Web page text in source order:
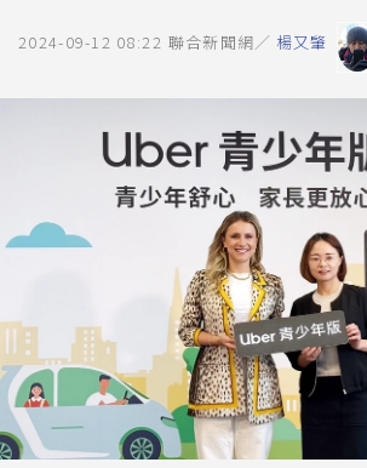
2024-09-12 08:22 聯合新聞網／ 楊又肇